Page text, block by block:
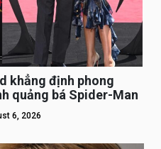
khẳng định phong
quảng bá Spider-Man
6, 2026